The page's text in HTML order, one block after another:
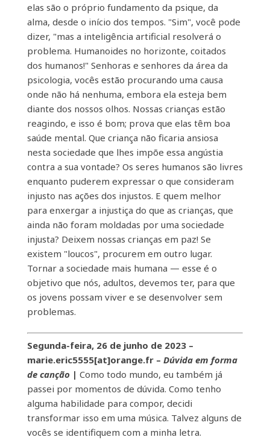
elas são o próprio fundamento da psique, da
alma, desde o início dos tempos. "Sim", você pode
dizer, "mas a inteligência artificial resolverá o
problema. Humanoides no horizonte, coitados
dos humanos!" Senhoras e senhores da área da
psicologia, vocês estão procurando uma causa
onde não há nenhuma, embora ela esteja bem
diante dos nossos olhos. Nossas crianças estão
reagindo, e isso é bom; prova que elas têm boa
saúde mental. Que criança não ficaria ansiosa
nesta sociedade que lhes impõe essa angústia
contra a sua vontade? Os seres humanos são livres
enquanto puderem expressar o que consideram
injusto nas ações dos injustos. E quem melhor
para enxergar a injustiça do que as crianças, que
ainda não foram moldadas por uma sociedade
injusta? Deixem nossas crianças em paz! Se
existem "loucos", procurem em outro lugar.
Tornar a sociedade mais humana — esse é o
objetivo que nós, adultos, devemos ter, para que
os jovens possam viver e se desenvolver sem
problemas.
Segunda-feira, 26 de junho de 2023 –
marie.eric5555[at]orange.fr – Dúvida em forma
de canção | Como todo mundo, eu também já
passei por momentos de dúvida. Como tenho
alguma habilidade para compor, decidi
transformar isso em uma música. Talvez alguns de
vocês se identifiquem com a minha letra.